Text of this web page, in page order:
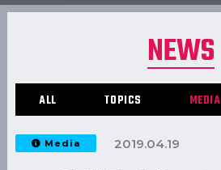
NEWS
ALL TOPICS MEDIA
Media 2019.04.19